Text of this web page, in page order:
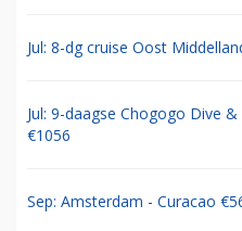
Jul: 8-dg cruise Oost
Jul: 9-daagse Chogogo Dive
€1056
Sep: Amsterdam - Curacao